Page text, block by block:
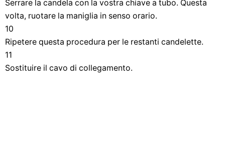
Serrare la candela con la vostra chiave a tubo. Questa
volta, ruotare la maniglia in senso orario.
10
Ripetere questa procedura per le restanti candelette.
11
Sostituire il cavo di collegamento.